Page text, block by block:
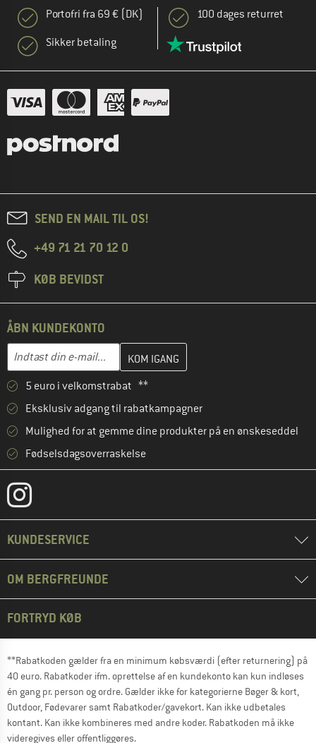
Portofri fra 69 € (DK)
Sikker betaling
100 dages returret
SEND EN MAIL TIL OS!
+49 71 21 70 12 0
KØB BEVIDST
ÅBN KUNDEKONTO
E-mail-adresse
Indtast din e-mailadresse her, og opret i næste trin din
5 euro i velkomstrabat **
Eksklusiv adgang til rabatkampagner
Mulighed for at gemme dine produkter på en ønskeseddel
Fødselsdagsoverraskelse
KUNDESERVICE
OM BERGFREUNDE
FORTRYD KØB
**Rabatkoden gælder fra en minimum købsværdi (efter returnering) på
40 euro. Rabatkoder ifm. oprettelse af en kundekonto kan kun indløses
én gang pr. person og ordre. Gælder ikke for kategorierne Bøger & kort,
Outdoor, Fødevarer samt Rabatkoder/gavekort. Kan ikke udbetales
kontant. Kan ikke kombineres med andre koder. Rabatkoden må ikke
videregives eller offentliggøres.